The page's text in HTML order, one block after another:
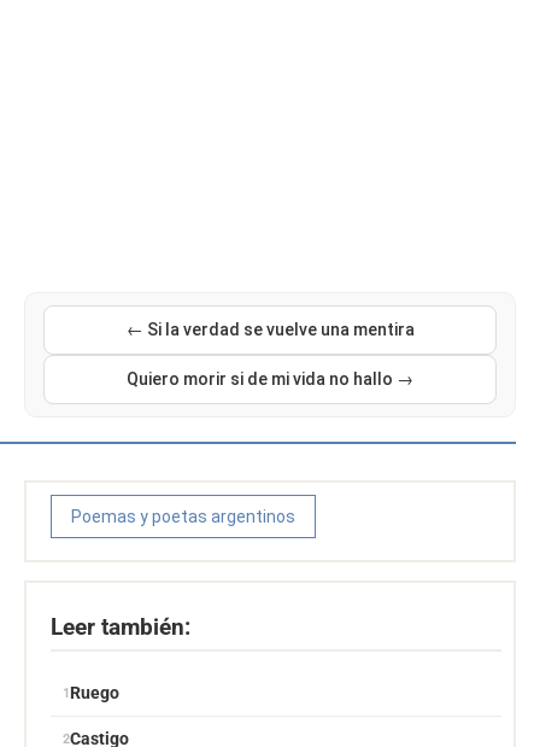
← Si la verdad se vuelve una mentira
Quiero morir si de mi vida no hallo →
Poemas y poetas argentinos
Leer también:
Ruego
Castigo